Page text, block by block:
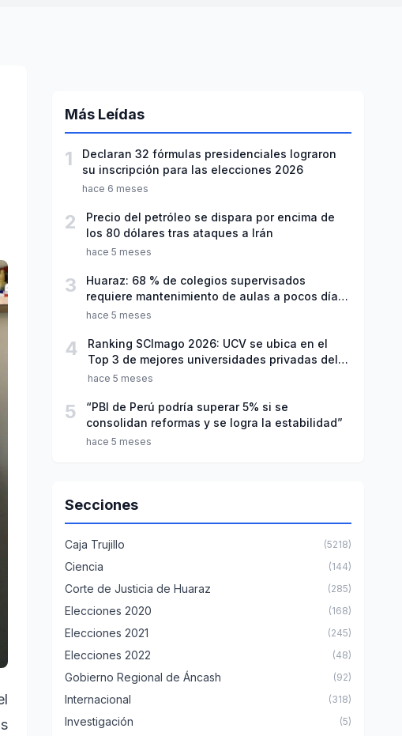
Más Leídas
1
Declaran 32 fórmulas presidenciales lograron
su inscripción para las elecciones 2026
hace 6 meses
2
Precio del petróleo se dispara por encima de
los 80 dólares tras ataques a Irán
hace 5 meses
3
Huaraz: 68 % de colegios supervisados
requiere mantenimiento de aulas a pocos días
de inicio del año escolar 2026
hace 5 meses
4
Ranking SCImago 2026: UCV se ubica en el
Top 3 de mejores universidades privadas del
Perú
hace 5 meses
5
“PBI de Perú podría superar 5% si se
consolidan reformas y se logra la estabilidad”
hace 5 meses
Secciones
Caja Trujillo (5218)
Ciencia (144)
Corte de Justicia de Huaraz (285)
Elecciones 2020 (168)
Elecciones 2021 (245)
Elecciones 2022 (48)
Gobierno Regional de Áncash (92)
Internacional (318)
Investigación (5)